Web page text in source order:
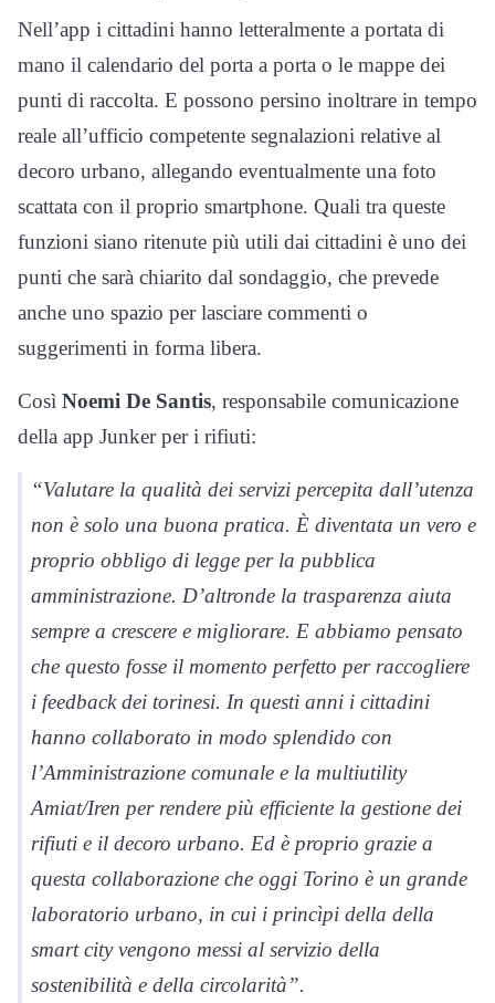
Nell’app i cittadini hanno letteralmente a portata di
mano il calendario del porta a porta o le mappe dei
punti di raccolta. E possono persino inoltrare in tempo
reale all’ufficio competente segnalazioni relative al
decoro urbano, allegando eventualmente una foto
scattata con il proprio smartphone. Quali tra queste
funzioni siano ritenute più utili dai cittadini è uno dei
punti che sarà chiarito dal sondaggio, che prevede
anche uno spazio per lasciare commenti o
suggerimenti in forma libera.
Così Noemi De Santis, responsabile comunicazione
della app Junker per i rifiuti:
“Valutare la qualità dei servizi percepita dall’utenza
non è solo una buona pratica. È diventata un vero e
proprio obbligo di legge per la pubblica
amministrazione. D’altronde la trasparenza aiuta
sempre a crescere e migliorare. E abbiamo pensato
che questo fosse il momento perfetto per raccogliere
i feedback dei torinesi. In questi anni i cittadini
hanno collaborato in modo splendido con
l’Amministrazione comunale e la multiutility
Amiat/Iren per rendere più efficiente la gestione dei
rifiuti e il decoro urbano. Ed è proprio grazie a
questa collaborazione che oggi Torino è un grande
laboratorio urbano, in cui i princìpi della della
smart city vengono messi al servizio della
sostenibilità e della circolarità”.